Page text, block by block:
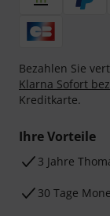
Bezahlen Sie
Klarna Sofort
Kreditkarte.
Ihre Vorteile
3 Jahre
30 Tage